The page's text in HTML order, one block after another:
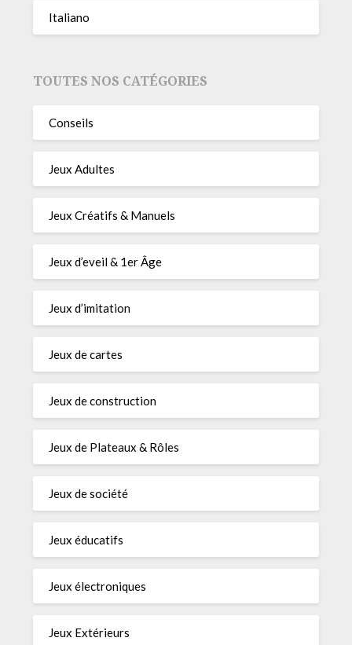
Italiano
TOUTES NOS CATÉGORIES
Conseils
Jeux Adultes
Jeux Créatifs & Manuels
Jeux d’eveil & 1er Âge
Jeux d’imitation
Jeux de cartes
Jeux de construction
Jeux de Plateaux & Rôles
Jeux de société
Jeux éducatifs
Jeux électroniques
Jeux Extérieurs